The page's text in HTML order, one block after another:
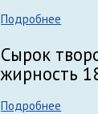
Подробнее
Сырок
жирность
Подробнее